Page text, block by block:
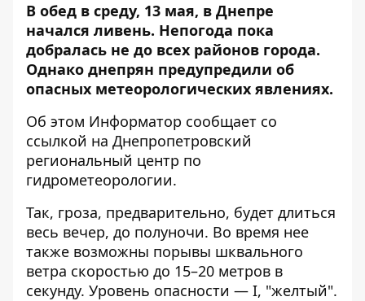
В обед в среду, 13 мая, в Днепре
начался ливень. Непогода пока
добралась не до всех районов города.
Однако днепрян предупредили об
опасных метеорологических явлениях.
Об этом Информатор сообщает со
ссылкой на Днепропетровский
региональный центр по
гидрометеорологии.
Так, гроза, предварительно, будет длиться
весь вечер, до полуночи. Во время нее
также возможны порывы шквального
ветра скоростью до 15–20 метров в
секунду. Уровень опасности — I, "желтый".